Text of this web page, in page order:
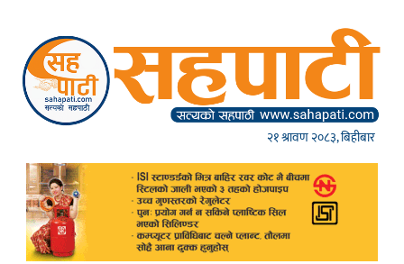
२१ श्रावण २०८३, बिहीबार